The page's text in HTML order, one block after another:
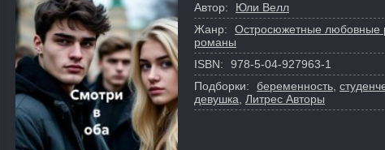
Автор:
Юли Велл
Жанр:
Остросюжетные любовные
романы
ISBN:
978-5-04-927963-1
Подборки:
беременность
девушка
Литрес Авторы